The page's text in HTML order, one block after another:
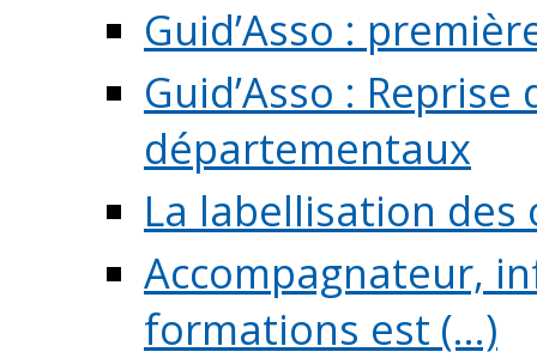
Guid’Asso :
Guid’Asso :
départementaux
La labellisation
Accompagnateur,
formations est (...)